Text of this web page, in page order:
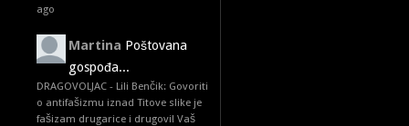
ago
Martina Poštovana
gospođa...
DRAGOVOLJAC - Lili Benčik: Govoriti
o antifašizmu iznad Titove slike je
fašizam drugarice i drugovi! Vaš